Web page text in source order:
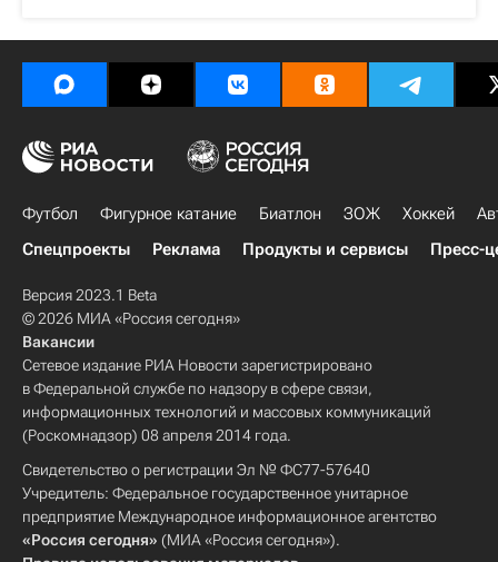
Футбол Фигурное катание Биатлон ЗОЖ Хоккей
Спецпроекты
Реклама Продукты и сервисы Пресс-
Версия 2023.1 Beta
© 2026 МИА «Россия сегодня»
Вакансии
Сетевое издание РИА Новости зарегистрировано
в Федеральной службе по надзору в сфере связи,
информационных технологий и массовых коммуникаций
(Роскомнадзор) 08 апреля 2014 года.
Свидетельство о регистрации Эл № ФС77-57640
Учредитель: Федеральное государственное унитарное
предприятие Международное информационное агентство
«Россия сегодня» (МИА «Россия сегодня»).